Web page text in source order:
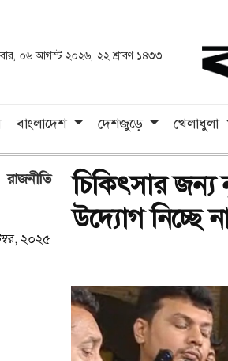
০৬ আগস্ট ২০২৬, ২২ শ্রাবণ ১৪৩৩
বাংলাদেশ দেশজুড়ে খেলাধুলা
রাজনীতি
২০২৫
চিকিৎসার
উদ্যোগ নিচ্ছে